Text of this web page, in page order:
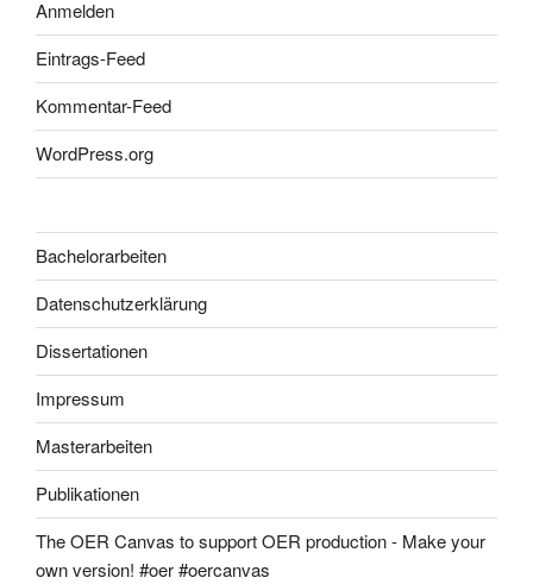
Anmelden
Eintrags-Feed
Kommentar-Feed
WordPress.org
Bachelorarbeiten
Datenschutzerklärung
Dissertationen
Impressum
Masterarbeiten
Publikationen
The OER Canvas to support OER production - Make your
own version! #oer #oercanvas